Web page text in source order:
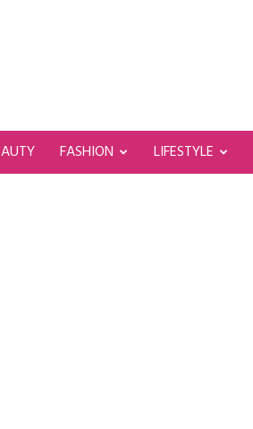
FASHION LIFESTYLE